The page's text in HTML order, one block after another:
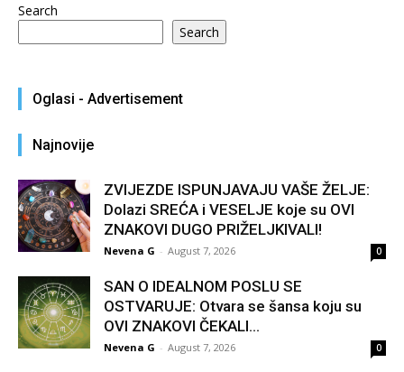
Search
Search
Oglasi - Advertisement
Najnovije
ZVIJEZDE ISPUNJAVAJU VAŠE ŽELJE:
Dolazi SREĆA i VESELJE koje su OVI
ZNAKOVI DUGO PRIŽELJKIVALI!
Nevena G - August 7, 2026 0
SAN O IDEALNOM POSLU SE
OSTVARUJE: Otvara se šansa koju su
OVI ZNAKOVI ČEKALI...
Nevena G - August 7, 2026 0